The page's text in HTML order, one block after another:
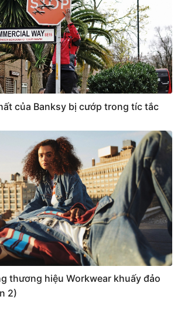
của Banksy bị cướp trong tíc tắc
thương hiệu Workwear khuấy đảo
2)